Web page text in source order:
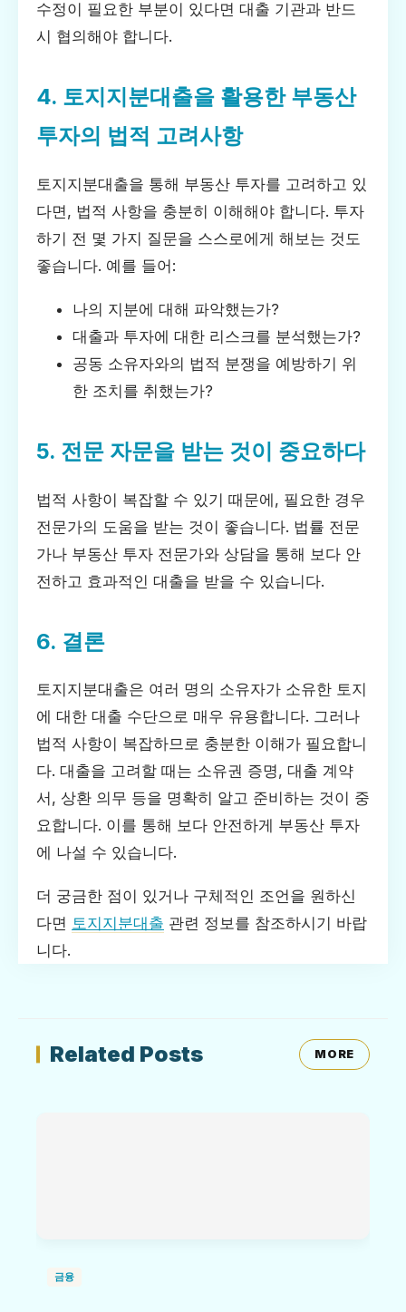
수정이 필요한 부분이 있다면 대출 기관과 반드
시 협의해야 합니다.
4. 토지지분대출을 활용한 부동산
투자의 법적 고려사항
토지지분대출을 통해 부동산 투자를 고려하고 있
다면, 법적 사항을 충분히 이해해야 합니다. 투자
하기 전 몇 가지 질문을 스스로에게 해보는 것도
좋습니다. 예를 들어:
나의 지분에 대해 파악했는가?
대출과 투자에 대한 리스크를 분석했는가?
공동 소유자와의 법적 분쟁을 예방하기 위
한 조치를 취했는가?
5. 전문 자문을 받는 것이 중요하다
법적 사항이 복잡할 수 있기 때문에, 필요한 경우
전문가의 도움을 받는 것이 좋습니다. 법률 전문
가나 부동산 투자 전문가와 상담을 통해 보다 안
전하고 효과적인 대출을 받을 수 있습니다.
6. 결론
토지지분대출은 여러 명의 소유자가 소유한 토지
에 대한 대출 수단으로 매우 유용합니다. 그러나
법적 사항이 복잡하므로 충분한 이해가 필요합니
다. 대출을 고려할 때는 소유권 증명, 대출 계약
서, 상환 의무 등을 명확히 알고 준비하는 것이 중
요합니다. 이를 통해 보다 안전하게 부동산 투자
에 나설 수 있습니다.
더 궁금한 점이 있거나 구체적인 조언을 원하신
다면 토지지분대출 관련 정보를 참조하시기 바랍
니다.
Related Posts MORE
금융